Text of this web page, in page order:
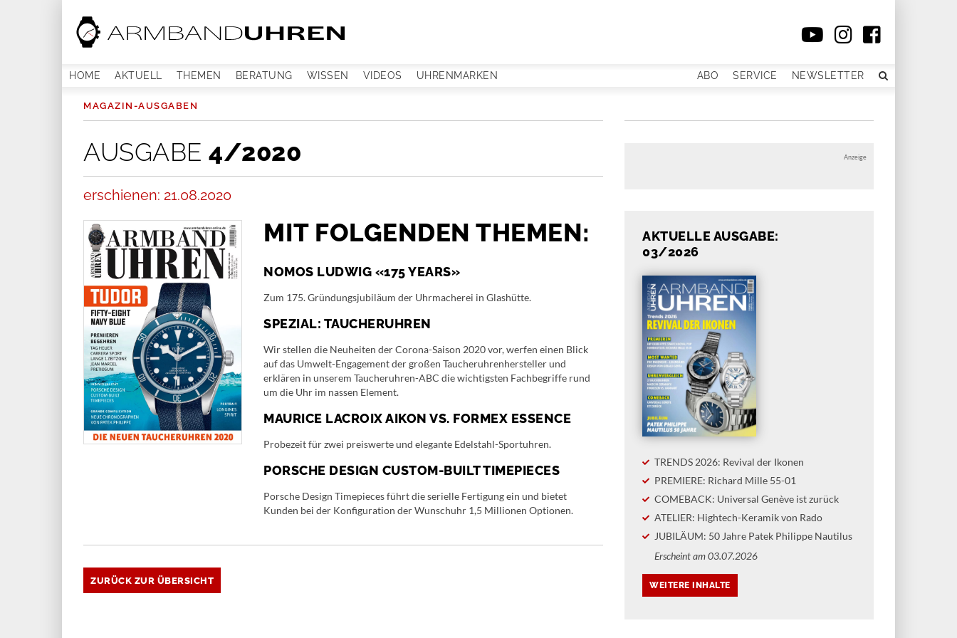
HOME AKTUELL THEMEN BERATUNG WISSEN VIDEOS UHRENMARKEN ABO SERVICE NEWSLETTER
MAGAZIN-AUSGABEN
AUSGABE 4/2020
erschienen: 21.08.2020
MIT FOLGENDEN THEMEN:
NOMOS LUDWIG «175 YEARS»
Zum 175. Gründungsjubiläum der Uhrmacherei in Glashütte.
SPEZIAL: TAUCHERUHREN
Wir stellen die Neuheiten der Corona-Saison 2020 vor, werfen einen Blick
auf das Umwelt-Engagement der großen Taucheruhrenhersteller und
erklären in unserem Taucheruhren-ABC die wichtigsten Fachbegriffe rund
um die Uhr im nassen Element.
MAURICE LACROIX AIKON VS. FORMEX ESSENCE
Probezeit für zwei preiswerte und elegante Edelstahl-Sportuhren.
PORSCHE DESIGN CUSTOM-BUILT TIMEPIECES
Porsche Design Timepieces führt die serielle Fertigung ein und bietet
Kunden bei der Konfiguration der Wunschuhr 1,5 Millionen Optionen.
ZURÜCK ZUR ÜBERSICHT
Anzeige
AKTUELLE AUSGABE:
03/2026
TRENDS 2026: Revival der Ikonen
PREMIERE: Richard Mille 55-01
COMEBACK: Universal Genève ist zurück
ATELIER: Hightech-Keramik von Rado
JUBILÄUM: 50 Jahre Patek Philippe Nautilus
Erscheint am 03.07.2026